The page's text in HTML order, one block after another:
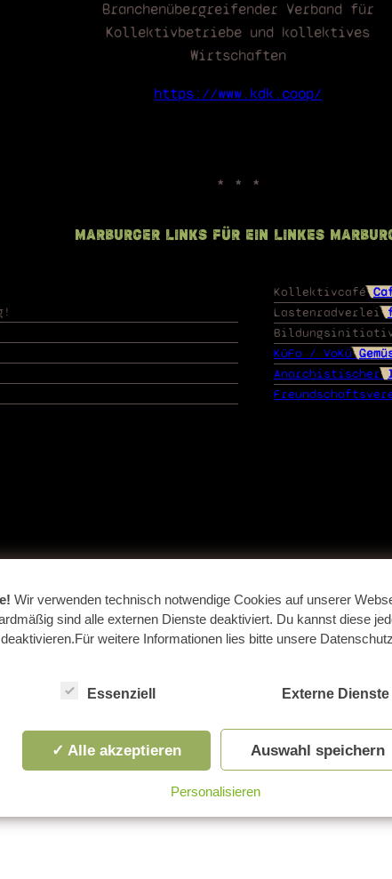
Branchenübergreifender Verband für
Kollektivbetriebe und kollektives
Wirtschaften
https://www.kdk.coop/
Marburger Links für ein linkes
Kollektivcafé
Lastenradverlei
KüFa / VoKü
Anarchistischer
Wir verwenden technisch notwendige Cookies auf unserer
sind alle externen Dienste deaktiviert. Du kannst diese
weitere Informationen lies bitte unsere
Essenziell Externe Dienste
✓ Alle akzeptieren Auswahl speichern
Personalisieren